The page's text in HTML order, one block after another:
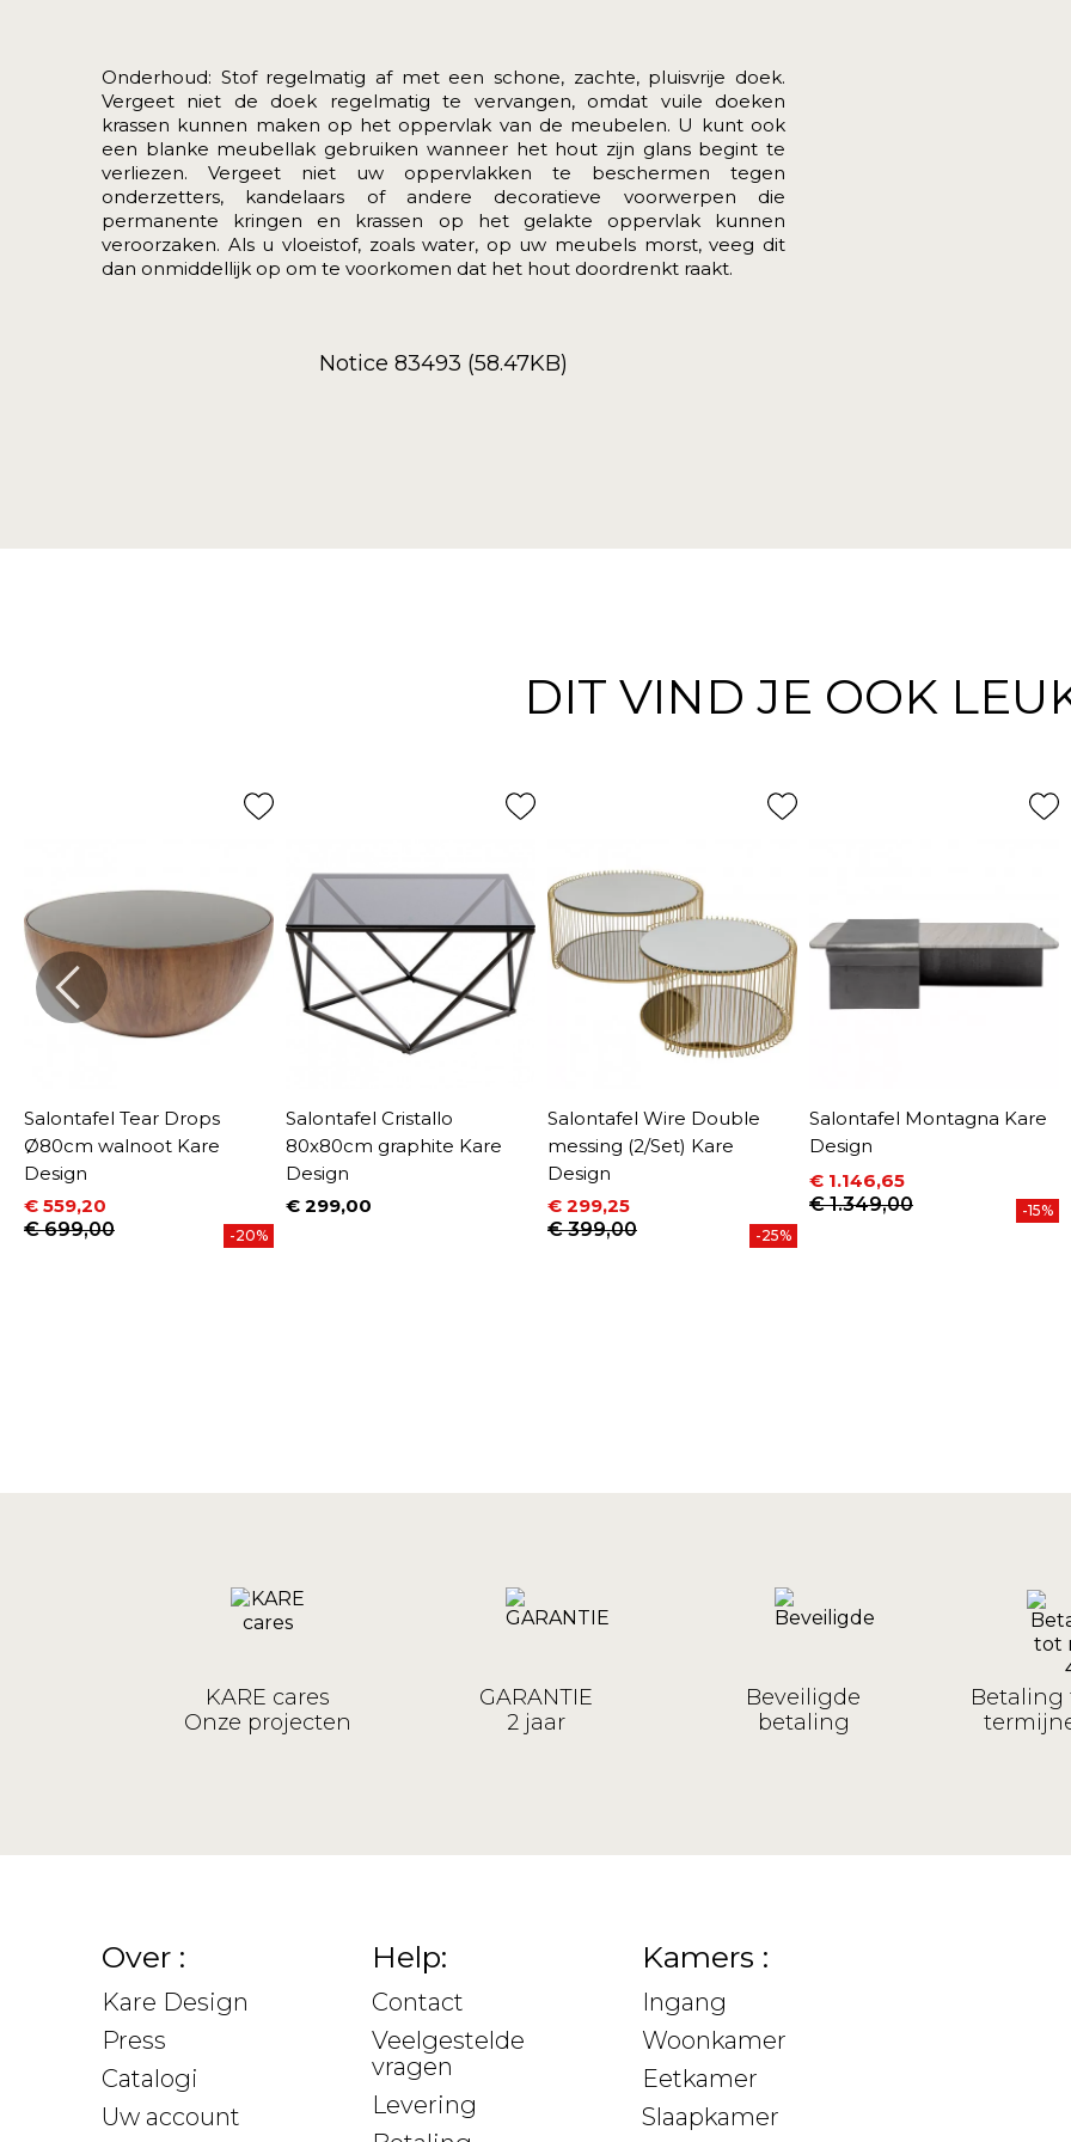
Onderhoud: Stof regelmatig af met een schone, zachte, pluisvrije doek.
Vergeet niet de doek regelmatig te vervangen, omdat vuile doeken
krassen kunnen maken op het oppervlak van de meubelen. U kunt ook
een blanke meubellak gebruiken wanneer het hout zijn glans begint te
verliezen. Vergeet niet uw oppervlakken te beschermen tegen
onderzetters, kandelaars of andere decoratieve voorwerpen die
permanente kringen en krassen op het gelakte oppervlak kunnen
veroorzaken. Als u vloeistof, zoals water, op uw meubels morst, veeg dit
dan onmiddellijk op om te voorkomen dat het hout doordrenkt raakt.
Notice 83493 (58.47KB)
DIT VIND JE OOK
Salontafel Tear Drops
Ø80cm walnoot Kare
Design
Prijs
€ 559,20
Normale prijs
€ 699,00 -20%
Salontafel Cristallo
80x80cm graphite Kare
Design
Prijs
€ 299,00
Salontafel Wire Double
messing (2/Set) Kare
Design
Prijs
€ 299,25
Normale prijs
€ 399,00 -25%
Salontafel Montagna Kare
Design
Prijs
€ 1.146,65
Normale prijs
€ 1.349,00 -15%
KARE cares
Onze projecten
GARANTIE
2 jaar
Beveiligde
betaling
Betaling
Over :
Kare Design
Press
Catalogi
Uw account
Help:
Contact
Veelgestelde
vragen
Levering
Kamers :
Ingang
Woonkamer
Eetkamer
Slaapkamer